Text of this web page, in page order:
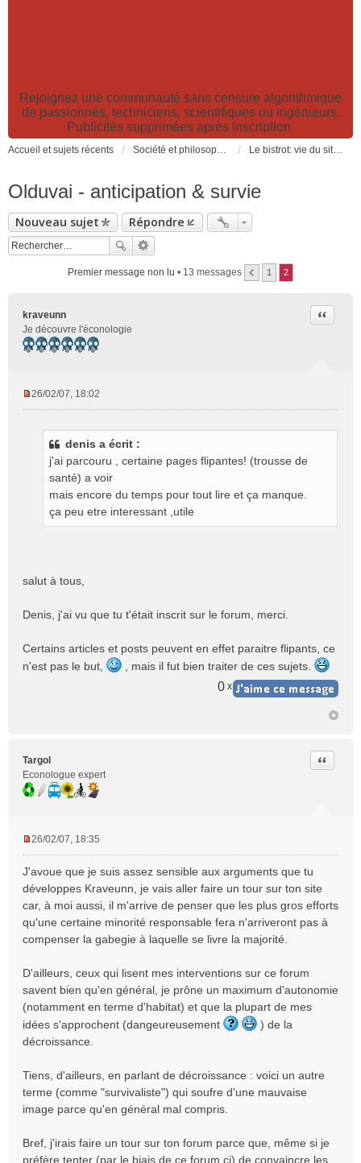
Rejoignez une communauté sans censure algorithmique
de passionnés, techniciens, scientifiques ou ingénieurs.
Publicités supprimées après inscription.
Accueil et sujets récents Société et philosophie. Sciences et technologies. Santé et prévention. Le bistrot: vie du site, loisirs et détente, humour et convivialité et Petites Annonces
Olduvai - anticipation & survie
Nouveau sujet Répondre
Premier message non lu • 13 messages 1 2
kraveunn
Je découvre l'éconologie
Citer
26/02/07, 18:02
denis a écrit :
j'ai parcouru , certaine pages flipantes! (trousse de
santé) a voir
mais encore du temps pour tout lire et ça manque.
ça peu etre interessant ,utile
salut à tous,
Denis, j'ai vu que tu t'était inscrit sur le forum, merci.
Certains articles et posts peuvent en effet paraitre flipants, ce
n'est pas le but,
, mais il fut bien traiter de ces sujets.
0 x
Targol
Econologue expert
Citer
s
s
a
g
e
n
l
u
26/02/07, 18:35
J'avoue que je suis assez sensible aux arguments que tu
développes Kraveunn, je vais aller faire un tour sur ton site
car, à moi aussi, il m'arrive de penser que les plus gros efforts
qu'une certaine minorité responsable fera n'arriveront pas à
compenser la gabegie à laquelle se livre la majorité.
D'ailleurs, ceux qui lisent mes interventions sur ce forum
savent bien qu'en général, je prône un maximum d'autonomie
(notamment en terme d'habitat) et que la plupart de mes
idées s'approchent (dangeureusement
) de la
décroissance.
Tiens, d'ailleurs, en parlant de décroissance : voici un autre
terme (comme "survivaliste") qui soufre d'une mauvaise
image parce qu'en général mal compris.
Bref, j'irais faire un tour sur ton forum parce que, même si je
préfère tenter (par le biais de ce forum ci) de convaincre les